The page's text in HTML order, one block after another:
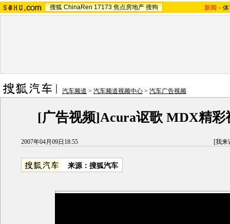
搜狐 ChinaRen 17173 焦点房地产 搜狗 新闻 -
汽车频道 > 汽车频道视频中心 > 汽车广告视频
[广告视频]Acura讴歌 MDX精彩
2007年04月09日18:55 [我来
来源：搜狐汽车